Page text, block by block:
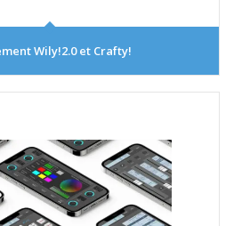
Wily!2.0 et Crafty!